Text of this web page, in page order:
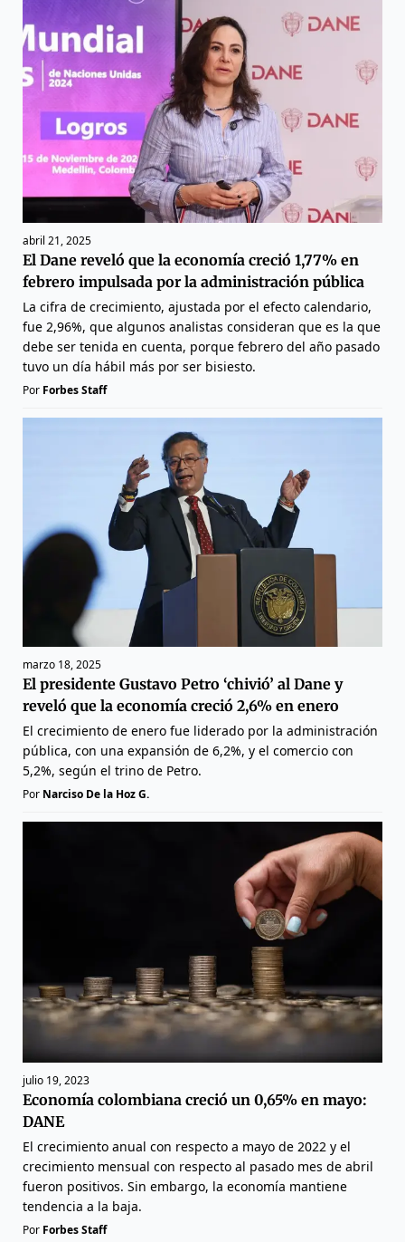
abril 21, 2025
El Dane reveló que la economía creció 1,77% en
febrero impulsada por la administración pública
La cifra de crecimiento, ajustada por el efecto calendario,
fue 2,96%, que algunos analistas consideran que es la que
debe ser tenida en cuenta, porque febrero del año pasado
tuvo un día hábil más por ser bisiesto.
Por Forbes Staff
marzo 18, 2025
El presidente Gustavo Petro ‘chivió’ al Dane y
reveló que la economía creció 2,6% en enero
El crecimiento de enero fue liderado por la administración
pública, con una expansión de 6,2%, y el comercio con
5,2%, según el trino de Petro.
Por Narciso De la Hoz G.
julio 19, 2023
Economía colombiana creció un 0,65% en mayo:
DANE
El crecimiento anual con respecto a mayo de 2022 y el
crecimiento mensual con respecto al pasado mes de abril
fueron positivos. Sin embargo, la economía mantiene
tendencia a la baja.
Por Forbes Staff